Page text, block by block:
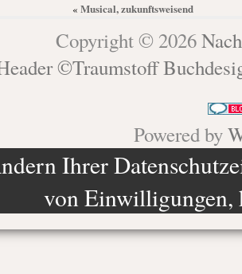
« Musical, zukunftsweisend
Copyright © 2026
©Traumstoff
Powered by
Ihrer
von